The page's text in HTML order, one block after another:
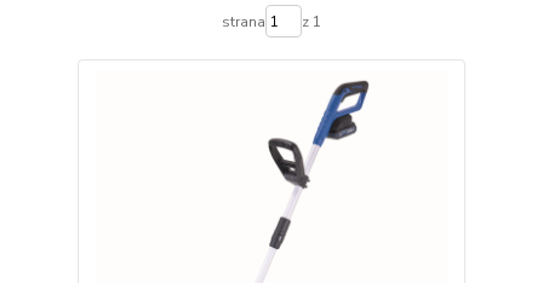
strana z 1